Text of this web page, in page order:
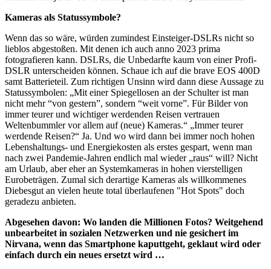
Kameras als Statussymbole?
Wenn das so wäre, würden zumindest Einsteiger-DSLRs nicht so
lieblos abgestoßen. Mit denen ich auch anno 2023 prima
fotografieren kann. DSLRs, die Unbedarfte kaum von einer Profi-
DSLR unterscheiden können. Schaue ich auf die brave EOS 400D
samt Batterieteil. Zum richtigen Unsinn wird dann diese Aussage zu
Statussymbolen: „Mit einer Spiegellosen an der Schulter ist man
nicht mehr “von gestern”, sondern “weit vorne”. Für Bilder von
immer teurer und wichtiger werdenden Reisen vertrauen
Weltenbummler vor allem auf (neue) Kameras.“ „Immer teurer
werdende Reisen?“ Ja. Und wo wird dann bei immer noch hohen
Lebenshaltungs- und Energiekosten als erstes gespart, wenn man
nach zwei Pandemie-Jahren endlich mal wieder „raus“ will? Nicht
am Urlaub, aber eher an Systemkameras in hohen vierstelligen
Eurobeträgen. Zumal sich derartige Kameras als willkommenes
Diebesgut an vielen heute total überlaufenen "Hot Spots" doch
geradezu anbieten.
Abgesehen davon: Wo landen die Millionen Fotos? Weitgehend
unbearbeitet in sozialen Netzwerken und nie gesichert im
Nirvana, wenn das Smartphone kaputtgeht, geklaut wird oder
einfach durch ein neues ersetzt wird …